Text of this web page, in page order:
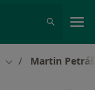
Změna města
Martin Petráš